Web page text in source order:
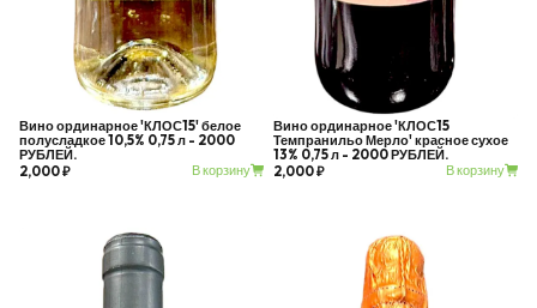
Вино ординарное 'КЛОС15' белое
полусладкое 10,5% 0,75 л - 2000
РУБЛЕЙ.
2,000 ₽
В корзину
Вино ординарное 'КЛОС15
Темпранильо Мерло' красное сухое
13% 0,75 л - 2000 РУБЛЕЙ.
2,000 ₽
В корзину